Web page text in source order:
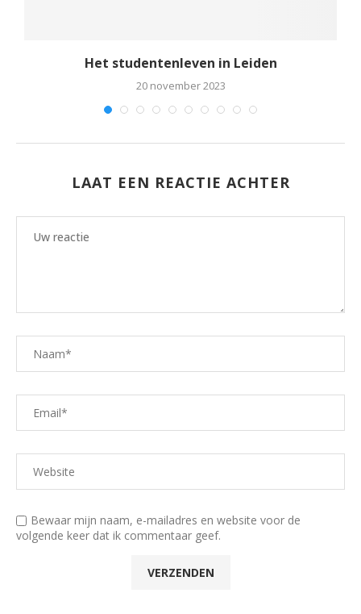
Het studentenleven in Leiden
20 november 2023
LAAT EEN REACTIE ACHTER
Bewaar mijn naam, e-mailadres en website voor de
volgende keer dat ik commentaar geef.